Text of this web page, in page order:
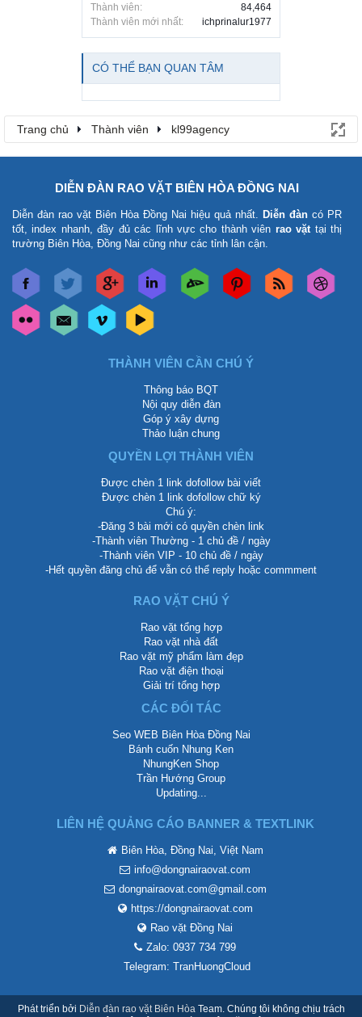
Thành viên:
84,464
Thành viên mới nhất:
ichprinalur1977
CÓ THỂ BẠN QUAN TÂM
Trang chủ Thành viên kl99agency
DIỄN ĐÀN RAO VẶT BIÊN HÒA ĐỒNG NAI
Diễn đàn rao vặt Biên Hòa Đồng Nai hiệu quả nhất. Diễn đàn có PR
tốt, index nhanh, đầy đủ các lĩnh vực cho thành viên rao vặttại thị
trường Biên Hòa, Đồng Nai cũng như các tỉnh lân cận.
THÀNH VIÊN CẦN CHÚ Ý
Thông báo BQT
Nội quy diễn đàn
Góp ý xây dựng
Thảo luận chung
QUYỀN LỢI THÀNH VIÊN
Được chèn 1 link dofollow bài viết
Được chèn 1 link dofollow chữ ký
Chú ý:
-Đăng 3 bài mới có quyền chèn link
-Thành viên Thường - 1 chủ đề / ngày
-Thành viên VIP - 10 chủ đề / ngày
-Hết quyền đăng chủ để vẫn có thể reply hoặc commment
RAO VẶT CHÚ Ý
Rao vặt tổng hợp
Rao vặt nhà đất
Rao vặt mỹ phẩm làm đẹp
Rao vặt điện thoại
Giải trí tổng hợp
CÁC ĐỐI TÁC
Seo WEB Biên Hòa Đồng Nai
Bánh cuốn Nhung Ken
NhungKen Shop
Trần Hướng Group
Updating...
LIÊN HỆ QUẢNG CÁO BANNER & TEXTLINK
Biên Hòa, Đồng Nai, Việt Nam
info@dongnairaovat.com
dongnairaovat.com@gmail.com
https://dongnairaovat.com
Rao vặt Đồng Nai
Zalo: 0937 734 799
Telegram: TranHuongCloud
Phát triển bởi Diễn đàn rao vặt Biên HòaTeam. Chúng tôi không chịu trách